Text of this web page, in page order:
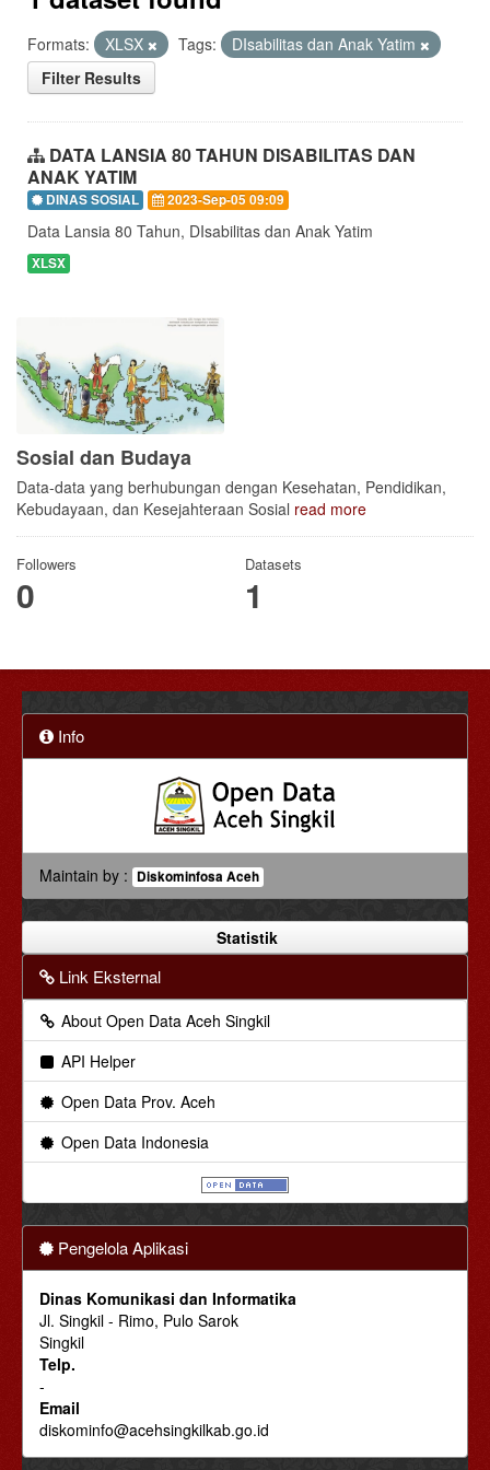
Formats: XLSX Tags:
DIsabilitas dan Anak Yatim
Filter Results
DATA LANSIA 80 TAHUN DISABILITAS DAN
ANAK YATIM
DINAS SOSIAL 2023-Sep-05 09:09
Data Lansia 80 Tahun, DIsabilitas dan Anak Yatim
XLSX
Sosial dan Budaya
Data-data yang berhubungan dengan Kesehatan, Pendidikan,
Kebudayaan, dan Kesejahteraan Sosial read more
Followers
0
Datasets
1
Info
Maintain by : Diskominfosa Aceh
Statistik
Link Eksternal
About Open Data Aceh Singkil
API Helper
Open Data Prov. Aceh
Open Data Indonesia
Pengelola Aplikasi
Dinas Komunikasi dan Informatika
Jl. Singkil - Rimo, Pulo Sarok
Singkil
Telp.
-
Email
diskominfo@acehsingkilkab.go.id